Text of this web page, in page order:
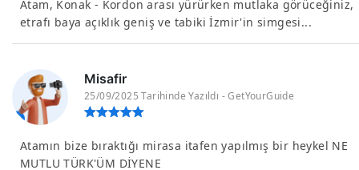
Atam, Konak - Kordon arası yürürken mutlaka görüceğiniz,
etrafı baya açıklık geniş ve tabiki İzmir'in simgesi...
Misafir
25/09/2025 Tarihinde Yazıldı - GetYourGuide
Atamın bize bıraktığı mirasa itafen yapılmış bir heykel NE
MUTLU TÜRK'ÜM DİYENE